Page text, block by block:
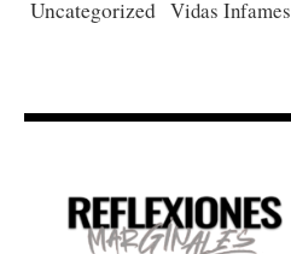
Uncategorized Vidas Infames